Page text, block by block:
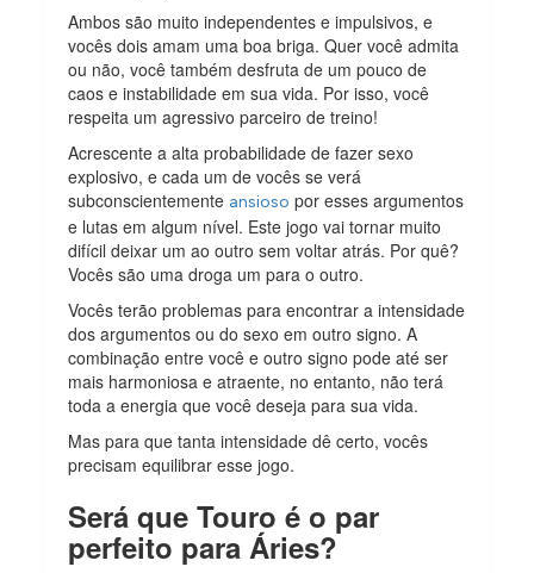
Ambos são muito independentes e impulsivos, e
vocês dois amam uma boa briga. Quer você admita
ou não, você também desfruta de um pouco de
caos e instabilidade em sua vida. Por isso, você
respeita um agressivo parceiro de treino!
Acrescente a alta probabilidade de fazer sexo
explosivo, e cada um de vocês se verá
subconscientemente ansioso por esses argumentos
e lutas em algum nível. Este jogo vai tornar muito
difícil deixar um ao outro sem voltar atrás. Por quê?
Vocês são uma droga um para o outro.
Vocês terão problemas para encontrar a intensidade
dos argumentos ou do sexo em outro signo. A
combinação entre você e outro signo pode até ser
mais harmoniosa e atraente, no entanto, não terá
toda a energia que você deseja para sua vida.
Mas para que tanta intensidade dê certo, vocês
precisam equilibrar esse jogo.
Será que Touro é o par
perfeito para Áries?